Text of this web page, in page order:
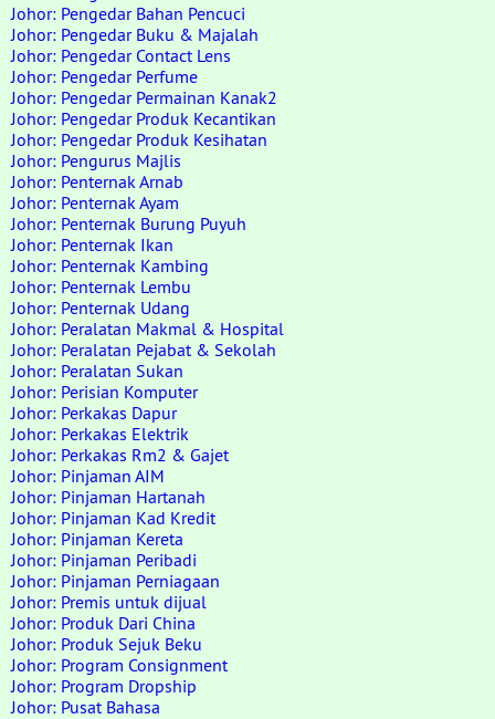
Johor: Pengedar Bahan Pencuci
Johor: Pengedar Buku & Majalah
Johor: Pengedar Contact Lens
Johor: Pengedar Perfume
Johor: Pengedar Permainan Kanak2
Johor: Pengedar Produk Kecantikan
Johor: Pengedar Produk Kesihatan
Johor: Pengurus Majlis
Johor: Penternak Arnab
Johor: Penternak Ayam
Johor: Penternak Burung Puyuh
Johor: Penternak Ikan
Johor: Penternak Kambing
Johor: Penternak Lembu
Johor: Penternak Udang
Johor: Peralatan Makmal & Hospital
Johor: Peralatan Pejabat & Sekolah
Johor: Peralatan Sukan
Johor: Perisian Komputer
Johor: Perkakas Dapur
Johor: Perkakas Elektrik
Johor: Perkakas Rm2 & Gajet
Johor: Pinjaman AIM
Johor: Pinjaman Hartanah
Johor: Pinjaman Kad Kredit
Johor: Pinjaman Kereta
Johor: Pinjaman Peribadi
Johor: Pinjaman Perniagaan
Johor: Premis untuk dijual
Johor: Produk Dari China
Johor: Produk Sejuk Beku
Johor: Program Consignment
Johor: Program Dropship
Johor: Pusat Bahasa